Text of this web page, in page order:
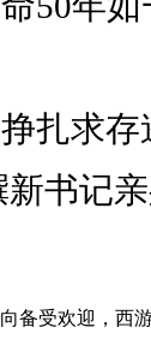
扎求存
书记
备受欢迎，西